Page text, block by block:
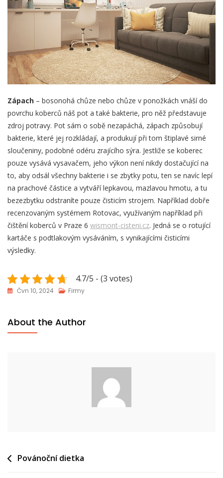
Zápach – bosonohá chůze nebo chůze v ponožkách vnáší do
povrchu koberců náš pot a také bakterie, pro něž představuje
zdroj potravy. Pot sám o sobě nezapáchá, zápach způsobují
bakterie, které jej rozkládají, a produkují při tom štiplavé sirné
sloučeniny, podobné odéru zrajícího sýra. Jestliže se koberec
pouze vysává vysavačem, jeho výkon není nikdy dostačující na
to, aby odsál všechny bakterie i se zbytky potu, ten se navíc lepí
na prachové částice a vytváří lepkavou, mazlavou hmotu, a tu
bezezbytku odstraníte pouze čisticím strojem. Například dobře
recenzovaným systémem Rotovac, využívaným například při
čištění koberců v Praze 6 wismont-cisteni.cz. Jedná se o rotující
kartáče s podtlakovým vysáváním, s vynikajícími čisticími
výsledky.
4.7/5 - (3 votes)
Čvn 10, 2024 Firmy
About the Author
Navigace
Povánoční dietka